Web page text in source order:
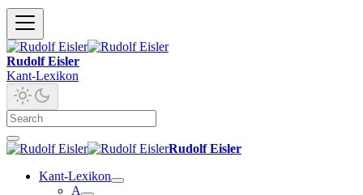
Rudolf Eisler
Kant-Lexikon
Rudolf Eisler
Kant-Lexikon
A